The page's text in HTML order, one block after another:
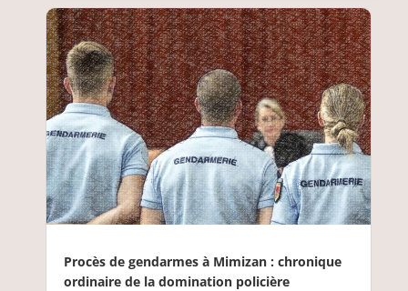
Procès de gendarmes à Mimizan : chronique
ordinaire de la domination policière